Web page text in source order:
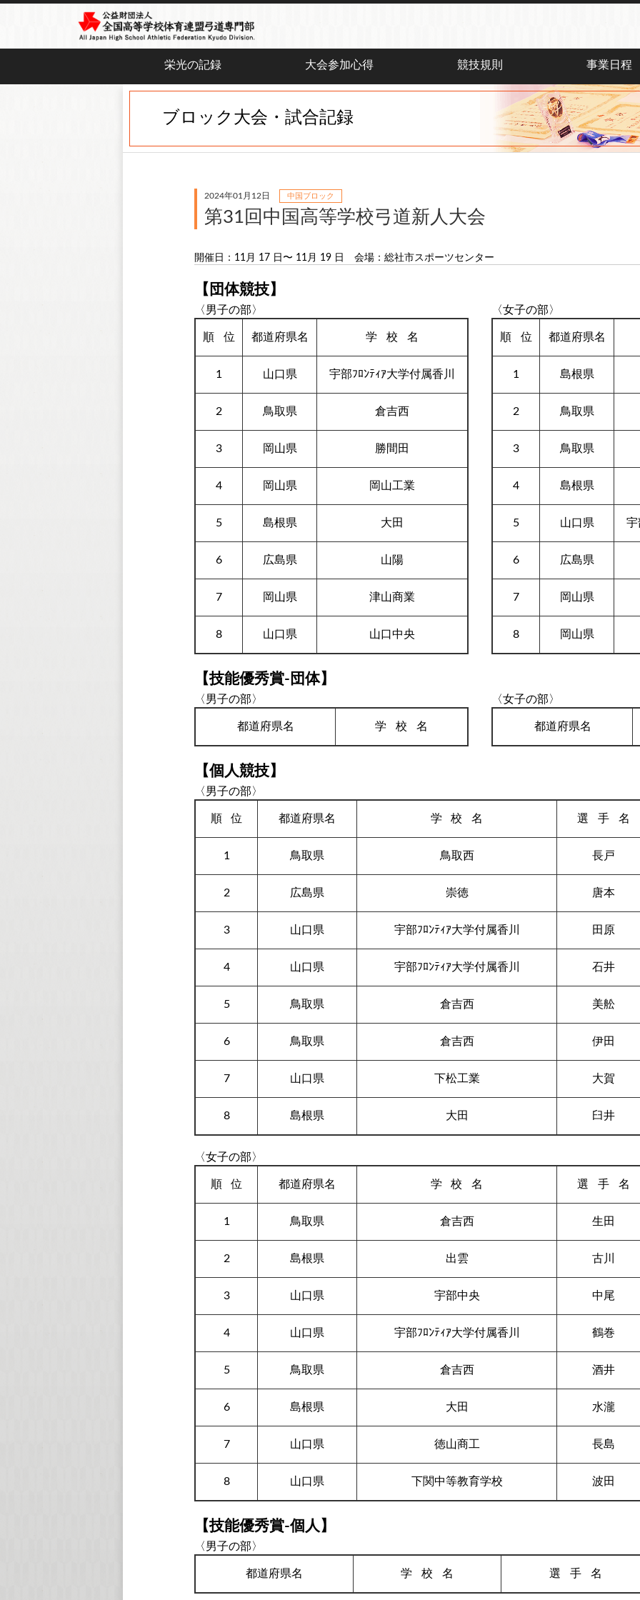
栄光の記録 大会参加心得 競技規則 事業日程
ブロック大会・試合記録
2024年01月12日 中国ブロック
第31回中国高等学校弓道新人大会
開催日：11月 17 日〜 11月 19 日 会場：総社市スポーツセンター
【団体競技】
〈男子の部〉
順 位 都道府県名 学校 名
1 山口県 宇部ﾌﾛﾝﾃｨｱ大学付属香川
2 鳥取県 倉吉西
3 岡山県 勝間田
4 岡山県 岡山工業
5 島根県 大田
6 広島県 山陽
7 岡山県 津山商業
8 山口県 山口中央
〈女子の部〉
順 位 都道府県名
1 島根県
2 鳥取県
3 鳥取県
4 島根県
5 山口県 宇
6 広島県
7 岡山県
8 岡山県
【技能優秀賞-団体】
〈男子の部〉
都道府県名 学校 名
〈女子の部〉
都道府県名
【個人競技】
〈男子の部〉
順位 都道府県名 学校名 選手 名
1 鳥取県 鳥取西 長戸
2 広島県 崇徳 唐本
3 山口県 宇部ﾌﾛﾝﾃｨｱ大学付属香川 田原
4 山口県 宇部ﾌﾛﾝﾃｨｱ大学付属香川 石井
5 鳥取県 倉吉西 美舩
6 鳥取県 倉吉西 伊田
7 山口県 下松工業 大賀
8 島根県 大田 臼井
〈女子の部〉
順位 都道府県名 学校名 選手 名
1 鳥取県 倉吉西 生田
2 島根県 出雲 古川
3 山口県 宇部中央 中尾
4 山口県 宇部ﾌﾛﾝﾃｨｱ大学付属香川 鶴巻
5 鳥取県 倉吉西 酒井
6 島根県 大田 水瀧
7 山口県 徳山商工 長島
8 山口県 下関中等教育学校 波田
【技能優秀賞-個人】
〈男子の部〉
都道府県名 学校 名 選手 名